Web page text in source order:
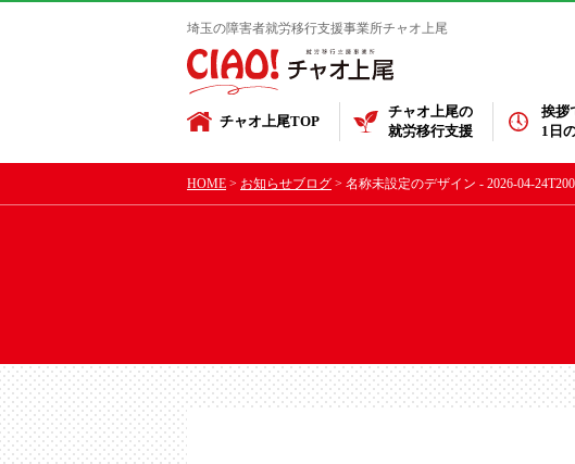
埼玉の障害者就労移行支援事業所チャオ上尾
チャオ上尾TOP
チャオ上尾の
就労移行支援
挨拶
1日
HOME お知らせブログ 名称未設定のデザイン - 2026-04-